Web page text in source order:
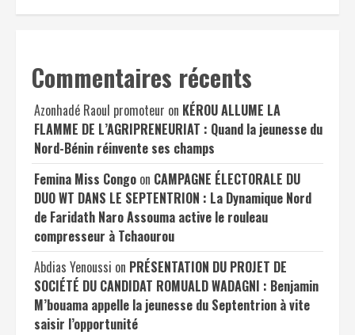
Commentaires récents
Azonhadé Raoul promoteur on KÉROU ALLUME LA
FLAMME DE L’AGRIPRENEURIAT : Quand la jeunesse du
Nord-Bénin réinvente ses champs
Femina Miss Congo on CAMPAGNE ÉLECTORALE DU
DUO WT DANS LE SEPTENTRION : La Dynamique Nord
de Faridath Naro Assouma active le rouleau
compresseur à Tchaourou
Abdias Yenoussi on PRÉSENTATION DU PROJET DE
SOCIÉTÉ DU CANDIDAT ROMUALD WADAGNI : Benjamin
M’bouama appelle la jeunesse du Septentrion à vite
saisir l’opportunité